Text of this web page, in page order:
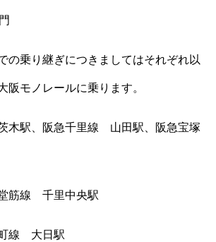
の乗り継ぎにつきましてはそれぞれ以
阪モノレールに乗ります。
木駅、阪急千里線 山田駅、阪急宝塚
筋線 千里中央駅
線 大日駅